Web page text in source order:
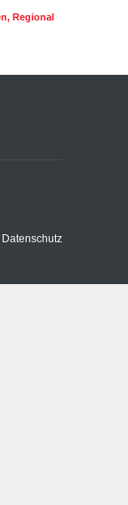
, Regional
Datenschutz